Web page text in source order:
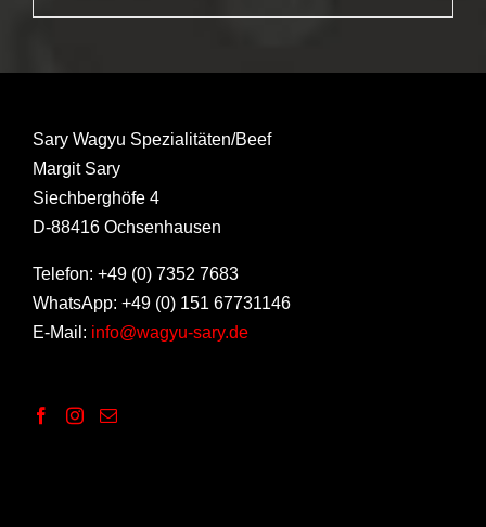
Sary Wagyu Spezialitäten/Beef
Margit Sary
Siechberghöfe 4
D-88416 Ochsenhausen
Telefon: +49 (0) 7352 7683
WhatsApp: +49 (0) 151 67731146
E-Mail: info@wagyu-sary.de